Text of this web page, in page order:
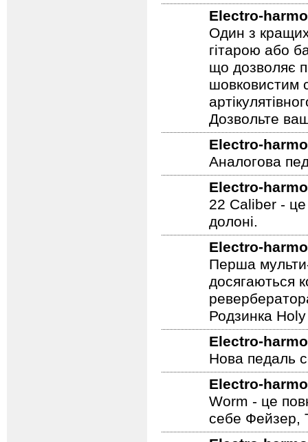
Electro-
Один з
гітарою або
що дозволяє
шовковистим
Дозвольте
Electro-
Аналогова
Electro-
22 Caliber - це
долоні.
Electro-
Перша
досягаються
Родзинка
Electro-
Нова педаль
Electro-
Worm - це
себе Фейзер,